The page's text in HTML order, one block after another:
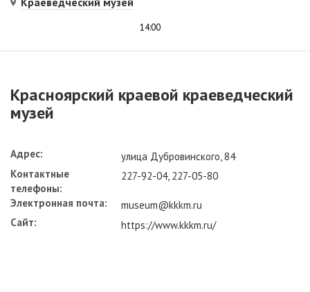
14:00
Красноярский краевой краеведческий
музей
Адрес:
улица Дубровинского, 84
Контактные
телефоны:
227-92-04, 227-05-80
Электронная почта:
museum@kkkm.ru
Сайт:
https://www.kkkm.ru/